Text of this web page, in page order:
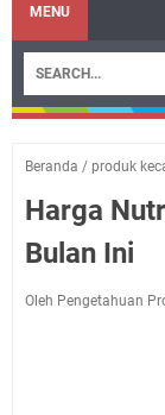
MENU
Beranda / produk
Harga
Bulan Ini
Oleh Pengetahuan